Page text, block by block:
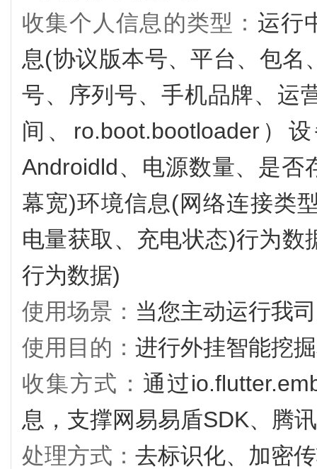
收集个人信息的类型： 运行
息(协议版本号、平台、包名
号、序列号、手机品牌、运
间、ro.boot.bootloader）
Androidld、电源数量、是否
幕宽)环境信息(网络连接类
电量获取、充电状态)行为数
行为数据)
使用场景： 当您主动运行我
使用目的： 进行外挂智能挖
收集方式： 通过
息，支撑网易易盾SDK、腾
处理方式： 去标识化、加密